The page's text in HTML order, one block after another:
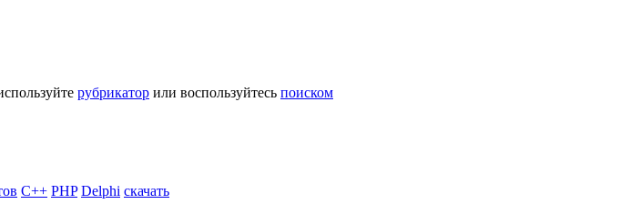
рубрикатор или воспользуйтесь поиском
C++ PHP Delphi скачать